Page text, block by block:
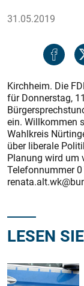
31.05.2019
Kirchheim. Die
für Donnerstag,
ein. Willkommen
Wahlkreis
über liberale
Planung wird um
Telefonnummer
LESEN